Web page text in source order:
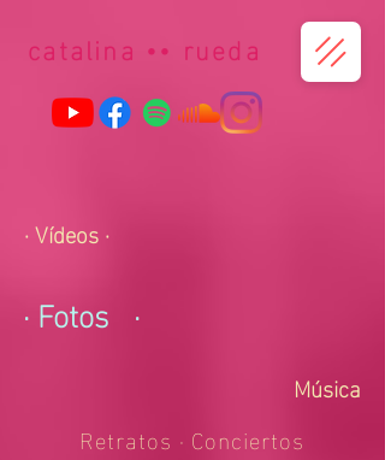
catalina •• rueda
· Vídeos ·
· Fotos ·
Música
Retratos · Conciertos